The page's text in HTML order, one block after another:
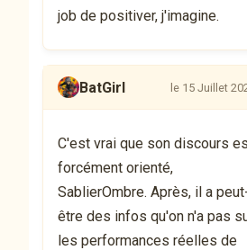
job de positiver, j'imagine.
BatGirl le 15 Juillet
C'est vrai que son discours
forcément orienté,
SablierOmbre. Après, il a
être des infos qu'on n'a pas
les performances réelles de